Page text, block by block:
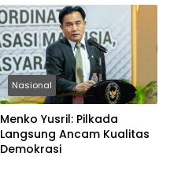
Nasional
Menko Yusril: Pilkada
Langsung Ancam Kualitas
Demokrasi